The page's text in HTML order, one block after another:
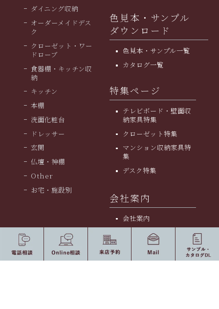
ダイニング収納
オーダーメイドデス
ク
クローゼット・ワー
ドローブ
食器棚・キッチン収
納
キッチン
本棚
洗面化粧台
ドレッサー
玄関
仏壇・神棚
Other
お宅・施設別
色見本・サンプル
ダウンロード
色見本・サンプル一覧
カタログ一覧
特集ページ
テレビボード・壁面収
納家具特集
クローゼット特集
マンション収納家具特
集
デスク特集
会社案内
会社案内
お知らせ・ブログ
個人情報のお取り扱い